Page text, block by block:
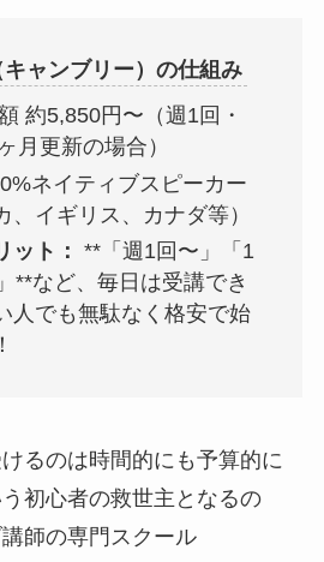
ャンブリー）の仕組み
約5,850円〜（週1回・
月更新の場合）
ネイティブスピーカー
、イギリス、カナダ等）
ット： **「週1回〜」「1
**など、毎日は受講でき
人でも無駄なく格安で始
けるのは時間的にも予算的に
初心者の救世主となるの
師の専門スクール